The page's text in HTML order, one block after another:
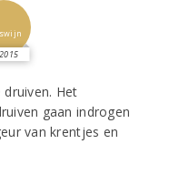
2015
Het
gaan indrogen
van krentjes en